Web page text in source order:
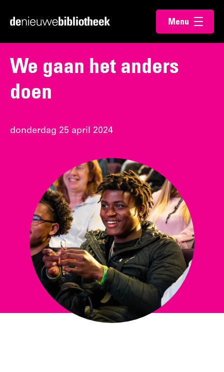
direct
content
direct
footer
Ga
homepagina
Menu
openen
We gaan het anders
doen
donderdag 25 april 2024